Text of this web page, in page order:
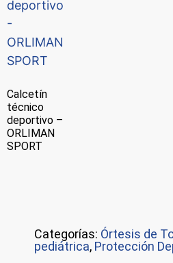
Calcetín
técnico
deportivo –
ORLIMAN
SPORT
Categorías: Órtesis de
pediátrica, Protección